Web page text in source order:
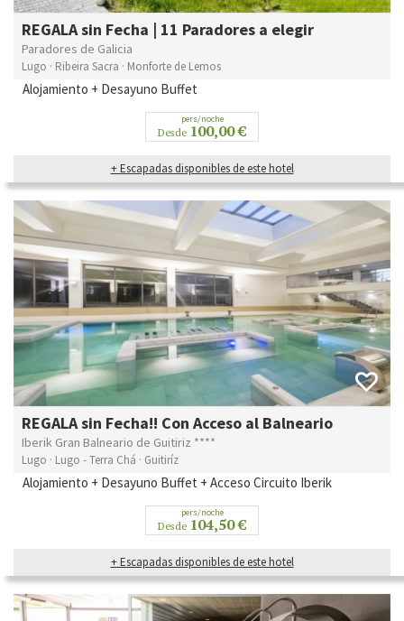
REGALA sin Fecha | 11 Paradores a elegir
Paradores de Galicia
Lugo · Ribeira Sacra · Monforte de Lemos
Alojamiento + Desayuno Buffet
pers/noche
Desde 100,00 €
+ Escapadas disponibles de este hotel
REGALA sin Fecha!! Con Acceso al Balneario
Iberik Gran Balneario de Guitiriz ****
Lugo · Lugo - Terra Chá · Guitiríz
Alojamiento + Desayuno Buffet + Acceso Circuito Iberik
pers/noche
Desde 104,50 €
+ Escapadas disponibles de este hotel